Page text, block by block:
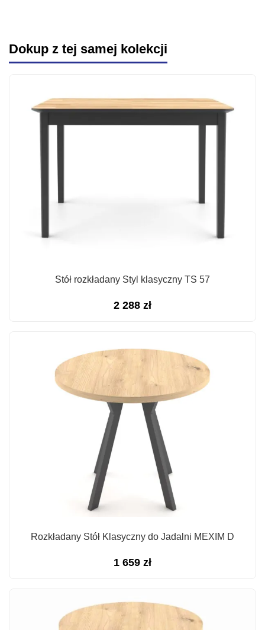
Dokup z tej samej kolekcji
Stół rozkładany Styl klasyczny TS 57
2 288 zł
Rozkładany Stół Klasyczny do Jadalni MEXIM D
1 659 zł